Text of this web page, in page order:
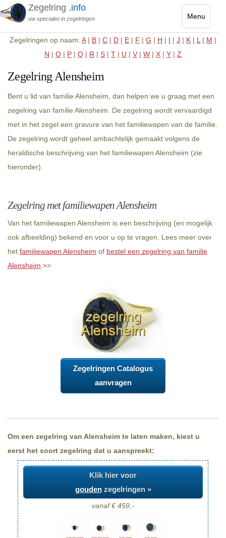
Menu
Toggle
Zegelring .info
uw specialist in zegelringen
Zegelringen op naam: A| B | C | D | E | F | G | H | I | J | K | L | M |
N | O | P | Q | R | S | T | U | V | W | X | Y | Z
Zegelring Alensheim
Bent u lid van familie Alensheim, dan helpen we u graag met een
zegelring van familie Alensheim. De zegelring wordt vervaardigd
met in het zegel een gravure van het familiewapen van de familie.
De zegelring wordt geheel ambachtelijk gemaakt volgens de
heraldische beschrijving van het familiewapen Alensheim (zie
hieronder).
Zegelring met familiewapen Alensheim
Van het familiewapen Alensheim is een beschrijving (en mogelijk
ook afbeelding) bekend en voor u op te vragen. Lees meer over
het familiewapen Alensheim of bestel een zegelring van familie
Alensheim >>
Zegelringen Catalogus
aanvragen
Om een zegelring van Alensheim te laten maken, kiest u
eerst het soort zegelring dat u aanspreekt:
Klik hier voor
goudenzegelringen »
vanaf € 459,-